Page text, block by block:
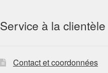
Service à la clientèle
Contact et coordonnées